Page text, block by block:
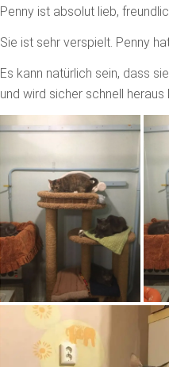
Penny ist absolut lieb,
Sie ist sehr verspielt. Penny
Es kann natürlich sein, dass
und wird sicher schnell